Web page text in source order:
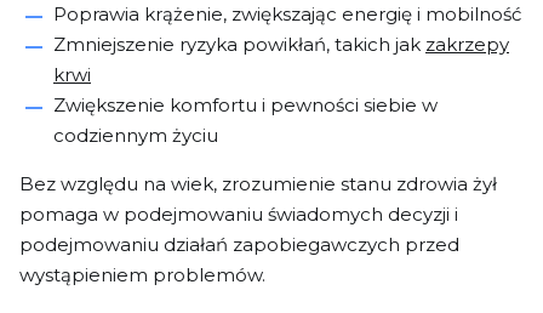
Poprawia krążenie, zwiększając energię i mobilność
Zmniejszenie ryzyka powikłań, takich jak zakrzepy
krwi
Zwiększenie komfortu i pewności siebie w
codziennym życiu
Bez względu na wiek, zrozumienie stanu zdrowia żył
pomaga w podejmowaniu świadomych decyzji i
podejmowaniu działań zapobiegawczych przed
wystąpieniem problemów.